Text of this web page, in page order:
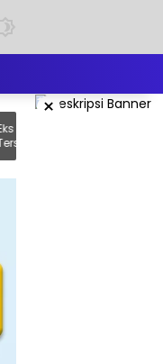
×
Ponorogo Resmi
Kasus Korupsi Tunjangan